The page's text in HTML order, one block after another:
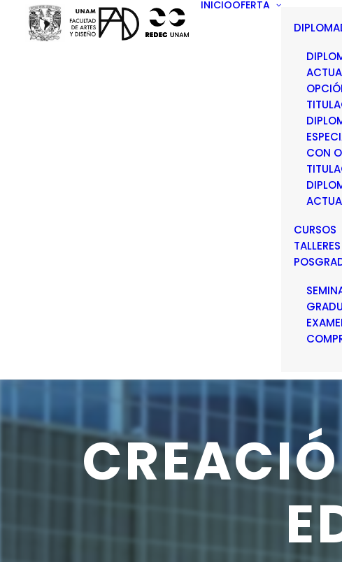
INICIOOFERTA
CON
CURSOS
TALLERES